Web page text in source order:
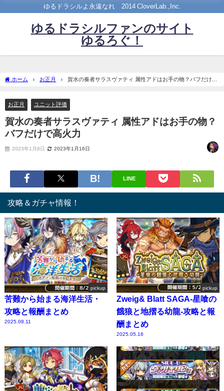
ゆるドラシルよ永遠なれ©2014 CloverLab.,Inc.
ゆるドラシルファンのサイト
ゆるろぐ！
ホーム お正月
賀水の奏者サラスヴァティ 属性アドはお手の物？バフだけで
お正月 ユニット評価
賀水の奏者サラスヴァティ 属性アドはお手の物？
バフだけで高火力
2023年1月8日 2023年1月16日
LINE
攻略＆ガチャ情報！
pickup
苦難から始まる海洋生活・
攻略と報酬まとめ
2025.08.11
pickup
Zweig& Blatt SAGA-星喰の
餓狼と地摺る幼龍-攻略と報
酬まとめ
2025.05.16